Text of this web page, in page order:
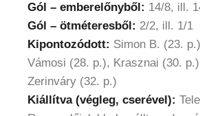
Gól – emberelőnyből: 14/8, ill.
Gól – ötméteresből: 2/2, ill. 1/1
Kipontozódott: Simon B. (23.
Vámosi (28. p.), Krasznai (30.
Zerinváry (32. p.)
Kiállítva (végleg, cserével):